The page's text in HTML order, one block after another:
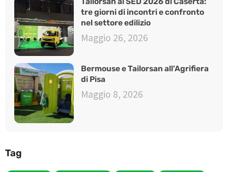
tre giorni di incontri e confronto
nel settore edilizio
Maggio 26, 2026
Bermouse e Tailorsan all’Agrifiera
di Pisa
Maggio 8, 2026
Tag